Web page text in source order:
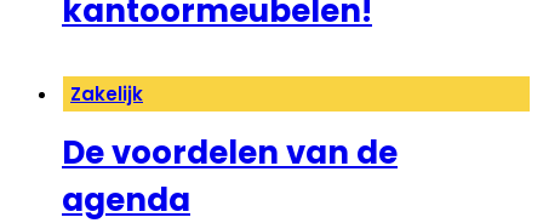
kantoormeubelen!
Zakelijk
De voordelen van de
agenda